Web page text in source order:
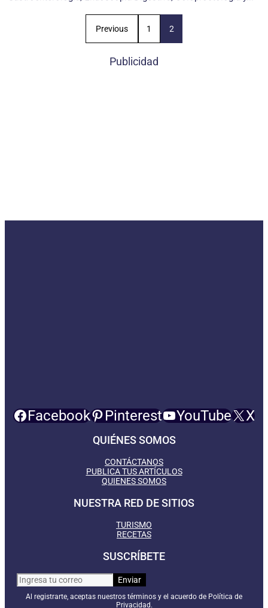
Previous 1 2
Publicidad
Facebook Pinterest YouTube X
QUIÉNES SOMOS
CONTÁCTANOS
PUBLICA TUS ARTÍCULOS
QUIENES SOMOS
NUESTRA RED DE SITIOS
TURISMO
RECETAS
SUSCRÍBETE
Al registrarte, aceptas nuestros términos y el acuerdo de Política de
Privacidad.